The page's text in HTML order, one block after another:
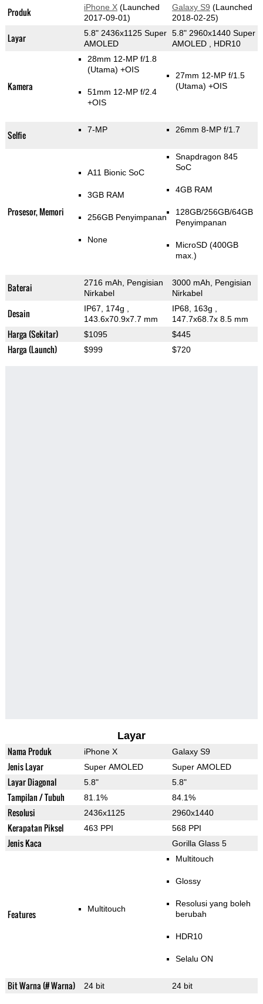
Produk iPhone X(Launched
2017-09-01)
Galaxy S9 (Launched
2018-02-25)
Layar
5.8" 2436x1125 Super
AMOLED
5.8" 2960x1440 Super
AMOLED , HDR10
Kamera
28mm 12-MP f/1.8
(Utama) +OIS
51mm 12-MP f/2.4
+OIS
27mm 12-MP f/1.5
(Utama) +OIS
Selfie 7-MP 26mm 8-MP f/1.7
Prosesor, Memori
A11 Bionic SoC
3GB RAM
256GB Penyimpanan
None
Snapdragon 845
SoC
4GB RAM
128GB/256GB/64GB
Penyimpanan
MicroSD (400GB
max.)
Baterai
2716 mAh, Pengisian
Nirkabel
3000 mAh, Pengisian
Nirkabel
Desain IP67, 174g
143.6x70.9x7.7 mm
IP68, 163g
147.7x68.7x 8.5 mm
Harga (Sekitar) $1095 $445
Harga (Launch) $999 $720
Layar
Nama Produk iPhone X Galaxy S9
Jenis Layar Super AMOLED Super AMOLED
Layar Diagonal 5.8" 5.8"
Tampilan / Tubuh 81.1% 84.1%
Resolusi 2436x1125 2960x1440
Kerapatan Piksel 463 PPI 568 PPI
Jenis Kaca Gorilla Glass 5
Features Multitouch
Multitouch
Glossy
Resolusi yang boleh
berubah
HDR10
Selalu ON
Bit Warna (# Warna) 24 bit 24 bit